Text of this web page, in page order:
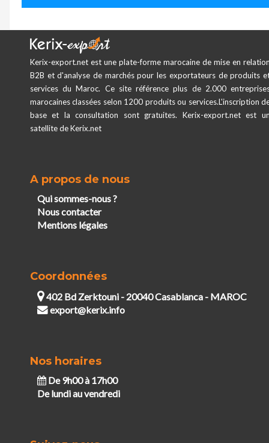
Kerix-export.net est une plate-forme marocaine de mise en
B2B et d'analyse de marchés pour les exportateurs de produits
services du Maroc. Ce site référence plus de 2.000
marocaines classées selon 1200 produits ou services.L'inscription
base et la consultation sont gratuites. Kerix-export.net est
satellite de Kerix.net
A propos de nous
Qui sommes-nous ?
Nous contacter
Mentions légales
Coordonnées
402 Bd Zerktouni - 20040 Casablanca - MAROC
export@kerix.info
Nos horaires
De 9h00 à 17h00
De lundi au vendredi